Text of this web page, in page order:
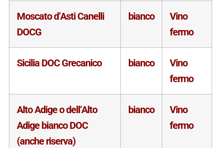
Moscato d’Asti Canelli
DOCG
bianco
Vino
fermo
Sicilia DOC Grecanico bianco
Vino
fermo
Alto Adige o dell’Alto
Adige bianco DOC
(anche riserva)
bianco
Vino
fermo